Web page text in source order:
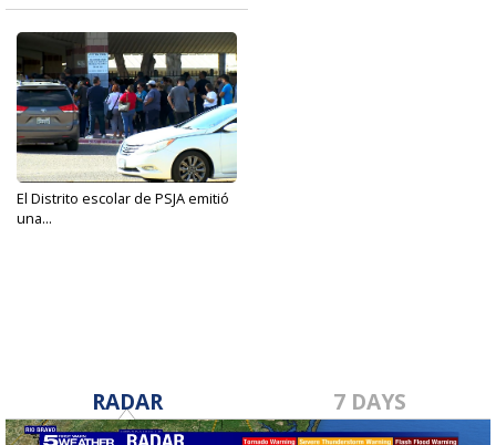
El Distrito escolar de PSJA emitió
una...
RADAR 7 DAYS